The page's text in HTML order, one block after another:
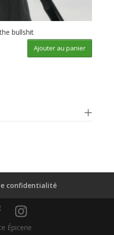
bullshit
Ajouter au panier
confidentialité
Épicerie